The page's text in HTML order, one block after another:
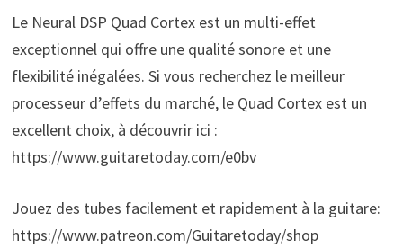
Le Neural DSP Quad Cortex est un multi-effet
exceptionnel qui offre une qualité sonore et une
flexibilité inégalées. Si vous recherchez le meilleur
processeur d’effets du marché, le Quad Cortex est un
excellent choix, à découvrir ici :
https://www.guitaretoday.com/e0bv
Jouez des tubes facilement et rapidement à la guitare:
https://www.patreon.com/Guitaretoday/shop